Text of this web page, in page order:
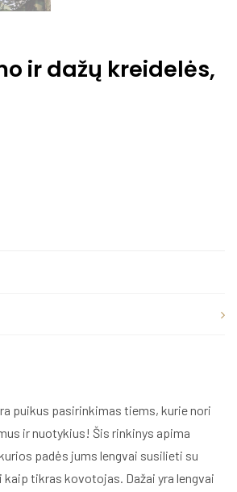
ir dažų kreidelės,
puikus pasirinkimas tiems, kurie nori
ir nuotykius! Šis rinkinys apima
padės jums lengvai susilieti su
tikras kovotojas. Dažai yra lengvai